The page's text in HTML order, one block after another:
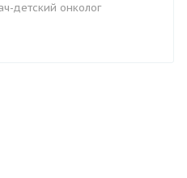
детский онколог